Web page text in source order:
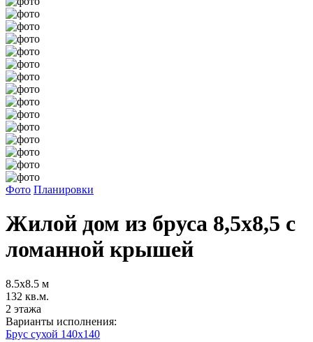
Фото Планировки
Жилой дом из бруса 8,5х8,5 с
ломанной крышей
8.5х8.5 м
132 кв.м.
2 этажа
Варианты исполнения:
Брус сухой 140x140